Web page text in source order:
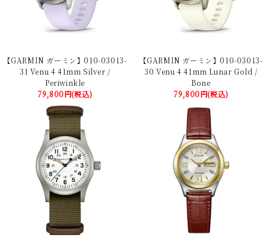
【GARMIN ガーミン】010-03013-
31 Venu 4 41mm Silver /
Periwinkle
79,800円(税込)
【GARMIN ガーミン】010-03013-
30 Venu 4 41mm Lunar Gold /
Bone
79,800円(税込)